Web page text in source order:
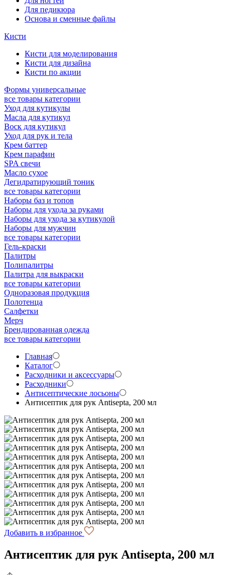
Для педикюра
Основа и сменные файлы
Кисти
Кисти для моделирования
Кисти для дизайна
Кисти по акции
Формы универсальные
все товары категории
Уход для кутикулы
Масла для кутикул
Воск для кутикул
Уход для рук и тела
Крем баттер
Крем парафин
SPA свечи
Масло сухое
Дегидратирующий тоник
все товары категории
Наборы баз и топов
Наборы для ухода за руками
Наборы для ухода за кутикулой
Наборы для мужчин
все товары категории
Гель-краски
Палитры
Полипалитры
Палитра для выкраски
все товары категории
Одноразовая продукция
Полотенца
Салфетки
Мерч
Брендированная одежда
все товары категории
Главная
Каталог
Расходники и аксессуары
Расходники
Антисептические лосьоны
Антисептик для рук Antisepta, 200 мл
Добавить в избранное
Антисептик для рук Antisepta, 200 мл